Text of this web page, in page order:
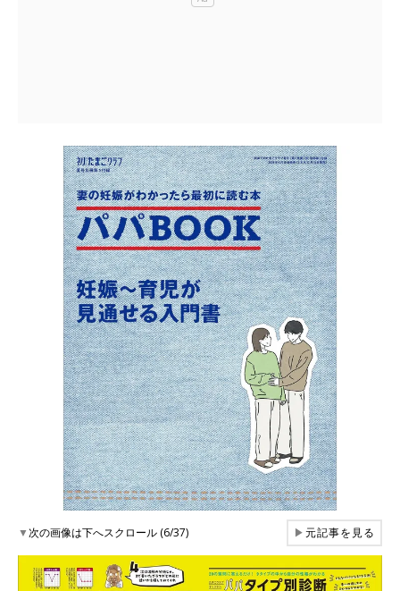
▼次の画像は下へスクロール (6/37) ▶元記事を見る